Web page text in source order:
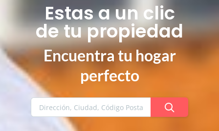
Estas a un clic
de tu propiedad
Encuentra tu hogar
perfecto